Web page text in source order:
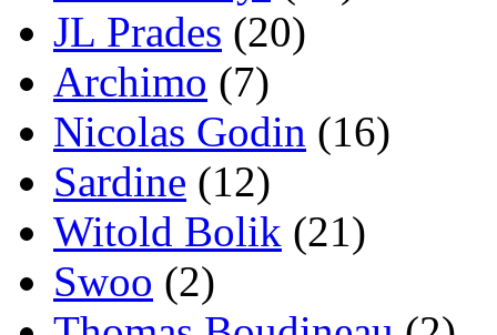
JL Prades (20)
Archimo (7)
Nicolas Godin (16)
Sardine (12)
Witold Bolik (21)
Swoo (2)